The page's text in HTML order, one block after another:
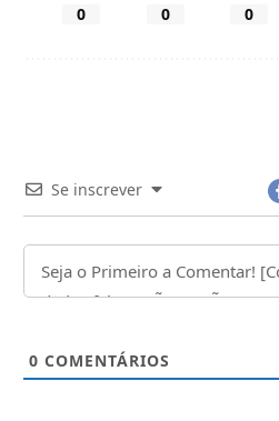
0 0 0
Se inscrever
0 COMENTÁRIOS